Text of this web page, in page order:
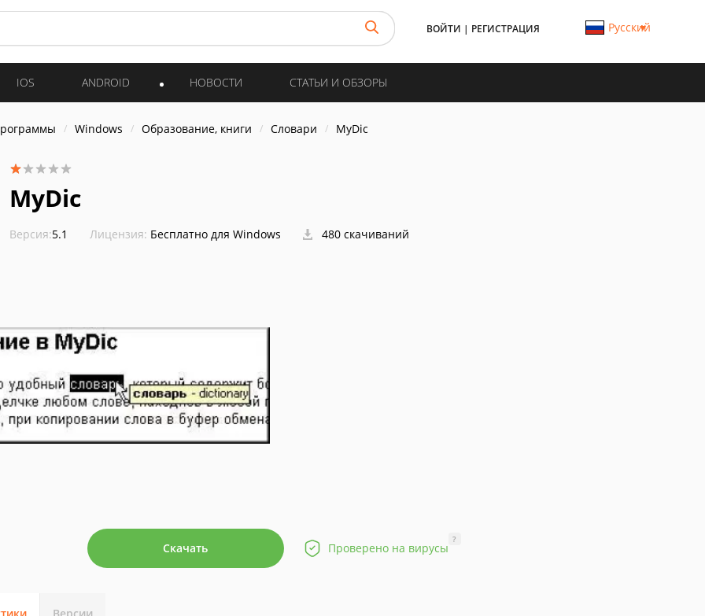
ВОЙТИ | РЕГИСТРАЦИЯ Русский
IOS ANDROID НОВОСТИ СТАТЬИ И ОБЗОРЫ
Windows Образование, книги Словари MyDic
MyDic
Версия:5.1 Лицензия: Бесплатно для Windows 480 скачиваний
Скачать Проверено на вирусы
?